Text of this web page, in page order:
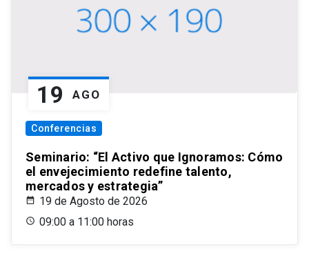
19 AGO
Conferencias
Seminario: “El Activo que Ignoramos: Cómo
el envejecimiento redefine talento,
mercados y estrategia”
19 de Agosto de 2026
09:00 a 11:00 horas